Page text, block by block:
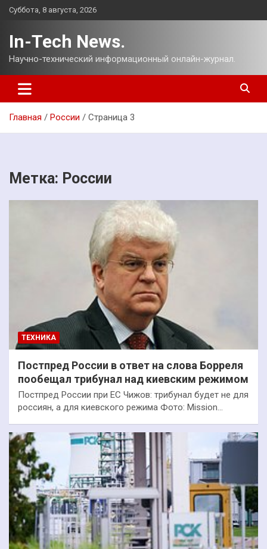
Перейти
Суббота, 8 августа, 2026
In-Tech News.
Научно-технический информационный онлайн-журнал.
Главная России Страница 3
Метка: России
ТЕХНИКА
Постпред России в ответ на слова Борреля
пообещал трибунал над киевским режимом
Постпред России при ЕС Чижов: трибунал будет не для
россиян, а для киевского режима Фото: Mission…